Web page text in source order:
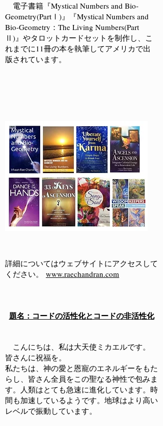
電子書籍『Mystical Numbers and Bio-
Geometry(PartⅠ)』『Mystical Numbers and
Bio-Geometry：The Living Numbers(Part
Ⅱ)』やタロットカードセットを制作し、こ
れまでに11冊の本を執筆してアメリカで出
版されています。
詳細についてはウェブサイトにアクセスして
ください。 www.raechandran.com
題名：コードの活性化とコードの非活性化
こんにちは、私は大天使ミカエルです。
皆さんに祝福を。
私たちは、神の愛と恩寵のエネルギーをもた
らし、皆さん全員をこの聖なる神性で包みま
す。人類はとても急速に進化しています。時
間も加速しているようです。地球はより高い
レベルで振動しています。